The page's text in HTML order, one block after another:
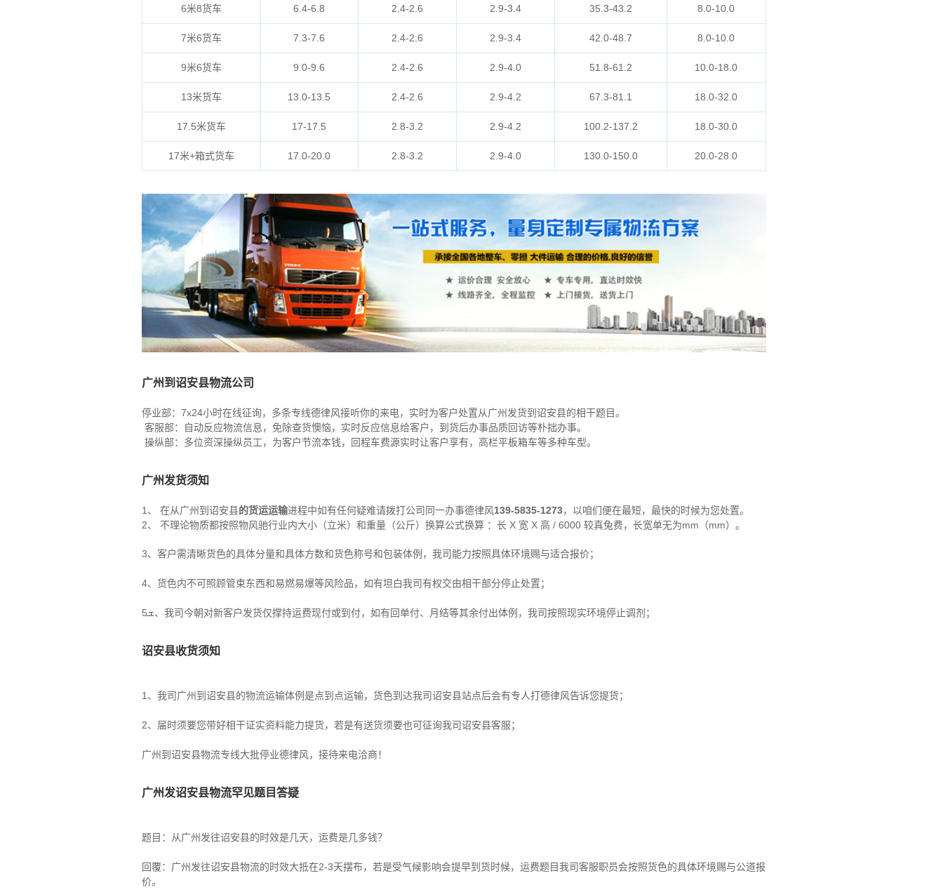
6米8货车 6.4-6.8 2.4-2.6 2.9-3.4 35.3-43.2 8.0-10.0
7米6货车 7.3-7.6 2.4-2.6 2.9-3.4 42.0-48.7 8.0-10.0
9米6货车 9.0-9.6 2.4-2.6 2.9-4.0 51.8-61.2 10.0-18.0
13米货车 13.0-13.5 2.4-2.6 2.9-4.2 67.3-81.1 18.0-32.0
17.5米货车 17-17.5 2.8-3.2 2.9-4.2 100.2-137.2 18.0-30.0
17米+箱式货车 17.0-20.0 2.8-3.2 2.9-4.0 130.0-150.0 20.0-28.0
广州到诏安县物流公司
停业部：7x24小时在线征询，多条专线德律风接听你的来电，实时为客户处置从广州发货到诏安县的相干题目。
客服部：自动反应物流信息，免除查货懊恼，实时反应信息给客户，到货后办事品质回访等朴拙办事。
操纵部：多位资深操纵员工，为客户节流本钱，回程车费源实时让客户享有，高栏平板箱车等多种车型。
广州发货须知
1、 在从广州到诏安县的货运运输进程中如有任何疑难请拨打公司同一办事德律风 139-5835-1273，以咱们便在最短，最快的时候为您处置。
2、 不理论物质都按照物风驰行业内大小（立米）和重量（公斤）换算公式换算 ：长 X 宽 X 高 / 6000 较真兔费，长宽单无为mm（mm）。
3、客户需清晰货色的具体分量和具体方数和货色称号和包装体例，我司能力按照具体环境赐与适合报价；
4、货色内不可照顾管束东西和易燃易爆等风险品，如有坦白我司有权交由相干部分停止处置；
ܫ5、我司今朝对新客户发货仅撑持运费现付或到付，如有回单付、月结等其余付出体例，我司按照现实环境停止调剂；
诏安县收货须知
1、我司广州到诏安县的物流运输体例是点到点运输，货色到达我司诏安县站点后会有专人打德律风告诉您提货；
2、届时须要您带好相干证实资料能力提货，若是有送货须要也可征询我司诏安县客服；
广州到诏安县物流专线大批停业德律风，接待来电洽商！
广州发诏安县物流罕见题目答疑
题目：从广州发往诏安县的时效是几天，运费是几多钱？
回覆：广州发往诏安县物流的时效大抵在2-3天摆布，若是受气候影响会提早到货时候，运费题目我司客服职员会按照货色的具体环境赐与公道报
价。